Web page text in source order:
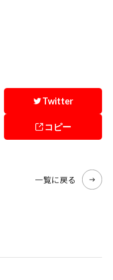
Twitter
コピー
一覧に戻る